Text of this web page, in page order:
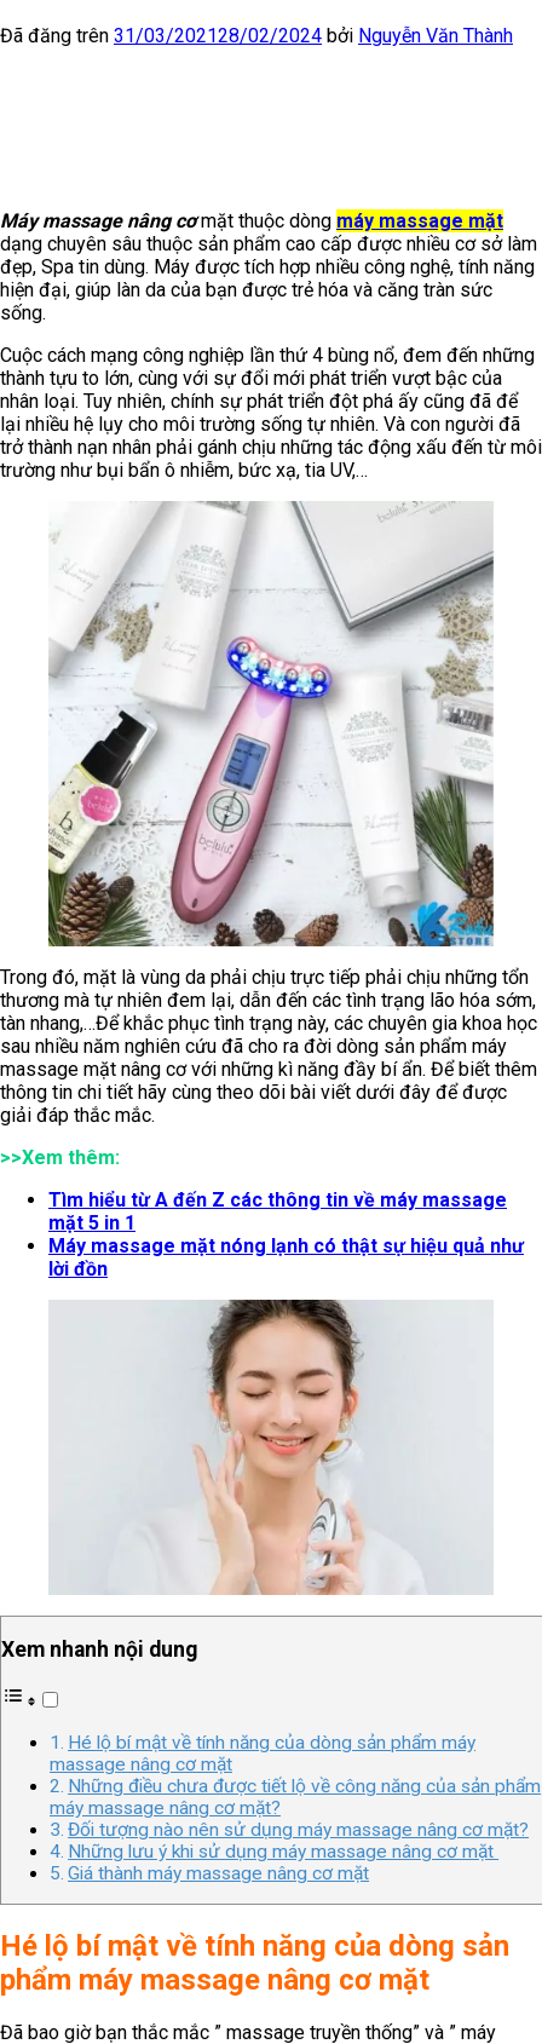
Đã đăng trên 31/03/202128/02/2024 bởi Nguyễn Văn Thành
Máy massage nâng cơmặt thuộc dòng máy massage mặt
dạng chuyên sâu thuộc sản phẩm cao cấp được nhiều cơ sở làm
đẹp, Spa tin dùng. Máy được tích hợp nhiều công nghệ, tính năng
hiện đại, giúp làn da của bạn được trẻ hóa và căng tràn sức
sống.
Cuộc cách mạng công nghiệp lần thứ 4 bùng nổ, đem đến những
thành tựu to lớn, cùng với sự đổi mới phát triển vượt bậc của
nhân loại. Tuy nhiên, chính sự phát triển đột phá ấy cũng đã để
lại nhiều hệ lụy cho môi trường sống tự nhiên. Và con người đã
trở thành nạn nhân phải gánh chịu những tác động xấu đến từ môi
trường như bụi bẩn ô nhiễm, bức xạ, tia UV,…
Trong đó, mặt là vùng da phải chịu trực tiếp phải chịu những tổn
thương mà tự nhiên đem lại, dẫn đến các tình trạng lão hóa sớm,
tàn nhang,…Để khắc phục tình trạng này, các chuyên gia khoa học
sau nhiều năm nghiên cứu đã cho ra đời dòng sản phẩm máy
massage mặt nâng cơ với những kì năng đầy bí ẩn. Để biết thêm
thông tin chi tiết hãy cùng theo dõi bài viết dưới đây để được
giải đáp thắc mắc.
>>Xem thêm:
Tìm hiểu từ A đến Z các thông tin về máy massage
mặt 5 in 1
Máy massage mặt nóng lạnh có thật sự hiệu quả như
lời đồn
Xem nhanh nội dung
Hé lộ bí mật về tính năng của dòng sản phẩm máy
massage nâng cơ mặt
Những điều chưa được tiết lộ về công năng của sản phẩm
máy massage nâng cơ mặt?
Đối tượng nào nên sử dụng máy massage nâng cơ mặt?
Những lưu ý khi sử dụng máy massage nâng cơ mặt
Giá thành máy massage nâng cơ mặt
Hé lộ bí mật về tính năng của dòng sản
phẩm máy massage nâng cơ mặt
Đã bao giờ bạn thắc mắc ” massage truyền thống” và ” máy